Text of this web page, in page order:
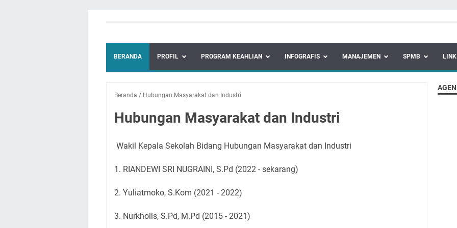
BERANDA PROFIL PROGRAM KEAHLIAN INFOGRAFIS MANAJEMEN SPMB LINK
Beranda / Hubungan Masyarakat dan Industri
Hubungan Masyarakat dan Industri
Wakil Kepala Sekolah Bidang Hubungan Masyarakat dan Industri
1. RIANDEWI SRI NUGRAINI, S.Pd (2022 - sekarang)
2. Yuliatmoko, S.Kom (2021 - 2022)
3. Nurkholis, S.Pd, M.Pd (2015 - 2021)